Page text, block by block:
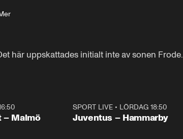
här uppskattades initialt inte av sonen Frode.
– Malmö
Plus
SPORT LIVE• LÖRDAG 18:50
Juventus – Hammarby